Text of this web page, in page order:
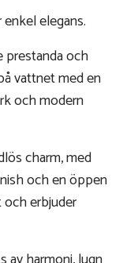
elegans.
prestanda och
vattnet med en
och modern
charm, med
och en öppen
erbjuder